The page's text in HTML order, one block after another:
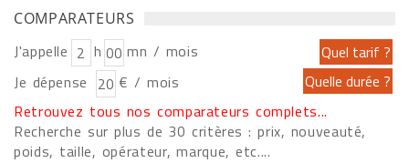
COMPARATEURS
J'appelle h
mn / mois
Je dépense
€ / mois
Retrouvez tous nos comparateurs complets...
Recherche sur plus de 30 critères : prix, nouveauté,
poids, taille, opérateur, marque, etc....